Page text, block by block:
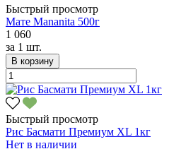
Быстрый просмотр
Мате Mananita 500г
1 060
за 1 шт.
В корзину
Быстрый просмотр
Рис Басмати Премиум XL 1кг
Нет в наличии